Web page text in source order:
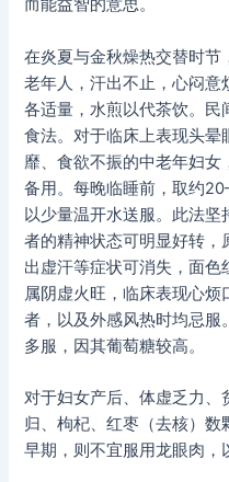
而能益智的意思。
在炎夏与金秋燥热交替时节
老年人，汗出不止，心闷意
各适量，水煎以代茶饮。民
食法。对于临床上表现头
靡、食欲不振的中老年妇
备用。每晚临睡前，取约
以少量温开水送服。此法
者的精神状态可明显好转，
出虚汗等症状可消失，面
属阴虚火旺，临床表现心
者，以及外感风热时均忌服
多服，因其葡萄糖较高。
对于妇女产后、体虚乏力、
归、枸杞、红枣（去核）
早期，则不宜服用龙眼肉，